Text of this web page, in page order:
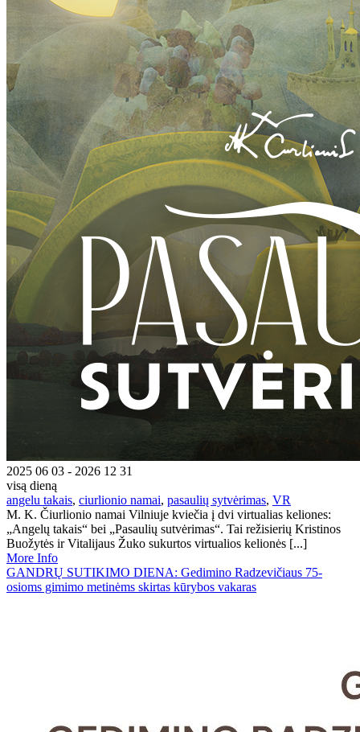
2025 06 03 - 2026 12 31
visą dieną
angelu takais, ciurlionio namai, pasaulių sytvėrimas, VR
M. K. Čiurlionio namai Vilniuje kviečia į dvi virtualias keliones:
„Angelų takais“ bei „Pasaulių sutvėrimas“. Tai režisierių Kristinos
Buožytės ir Vitalijaus Žuko sukurtos virtualios kelionės [...]
More Info
GANDRŲ SUTIKIMO DIENA: Gedimino Radzevičiaus 75-
osioms gimimo metinėms skirtas kūrybos vakaras